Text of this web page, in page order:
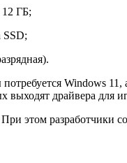
ГБ;
потребуется Windows
выходят драйвера для
При этом разработчики